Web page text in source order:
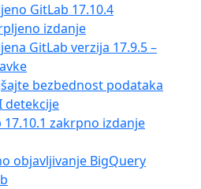
GitLab 17.10.4
izdanje
GitLab verzija 17.9.5 –
bezbednost podataka
detekcije
17.10.1 zakrpno izdanje
objavljivanje BigQuery